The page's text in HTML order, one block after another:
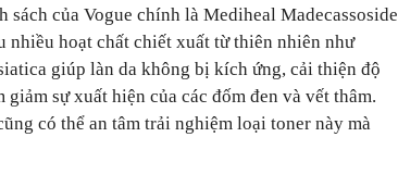
sách của Vogue chính là Mediheal Madecassoside
nhiều hoạt chất chiết xuất từ thiên nhiên như
giúp làn da không bị kích ứng, cải thiện độ
sự xuất hiện của các đốm đen và vết thâm.
có thể an tâm trải nghiệm loại toner này mà